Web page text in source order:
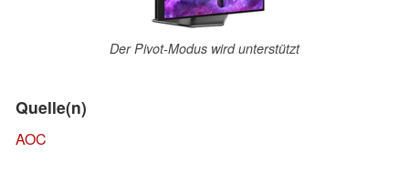
Der Pivot-Modus wird unterstützt
Quelle(n)
AOC